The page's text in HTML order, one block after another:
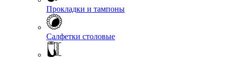
Прокладки и тампоны
Салфетки столовые